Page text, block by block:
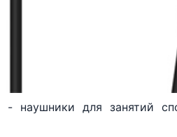
- наушники для занятий